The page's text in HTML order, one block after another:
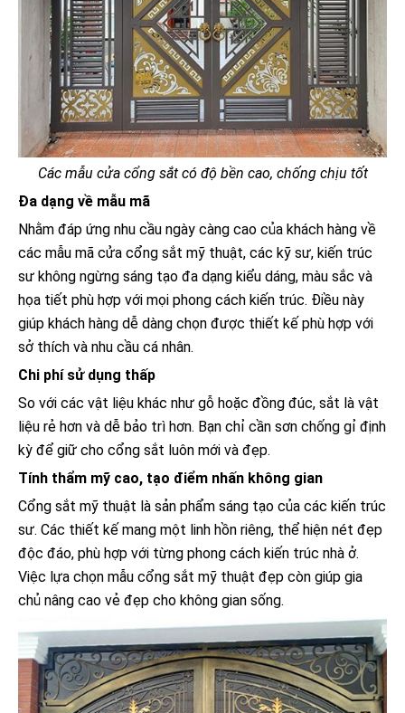
Các mẫu cửa cổng sắt có độ bền cao, chống chịu tốt
Đa dạng về mẫu mã
Nhằm đáp ứng nhu cầu ngày càng cao của khách hàng về
các mẫu mã cửa cổng sắt mỹ thuật, các kỹ sư, kiến trúc
sư không ngừng sáng tạo đa dạng kiểu dáng, màu sắc và
họa tiết phù hợp với mọi phong cách kiến trúc. Điều này
giúp khách hàng dễ dàng chọn được thiết kế phù hợp với
sở thích và nhu cầu cá nhân.
Chi phí sử dụng thấp
So với các vật liệu khác như gỗ hoặc đồng đúc, sắt là vật
liệu rẻ hơn và dễ bảo trì hơn. Bạn chỉ cần sơn chống gỉ định
kỳ để giữ cho cổng sắt luôn mới và đẹp.
Tính thẩm mỹ cao, tạo điểm nhấn không gian
Cổng sắt mỹ thuật là sản phẩm sáng tạo của các kiến trúc
sư. Các thiết kế mang một linh hồn riêng, thể hiện nét đẹp
độc đáo, phù hợp với từng phong cách kiến trúc nhà ở.
Việc lựa chọn mẫu cổng sắt mỹ thuật đẹp còn giúp gia
chủ nâng cao vẻ đẹp cho không gian sống.